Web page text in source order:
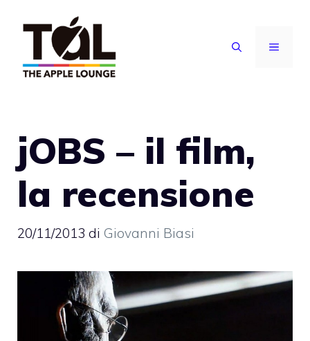
contenuto
MENU
jOBS – il film,
la recensione
20/11/2013 di Giovanni Biasi